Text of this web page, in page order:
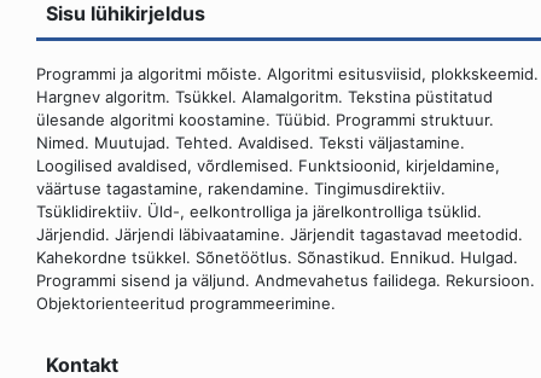
Sisu lühikirjeldus
Programmi ja algoritmi mõiste. Algoritmi esitusviisid, plokkskeemid.
Hargnev algoritm. Tsükkel. Alamalgoritm. Tekstina püstitatud
ülesande algoritmi koostamine. Tüübid. Programmi struktuur.
Nimed. Muutujad. Tehted. Avaldised. Teksti väljastamine.
Loogilised avaldised, võrdlemised. Funktsioonid, kirjeldamine,
väärtuse tagastamine, rakendamine. Tingimusdirektiiv.
Tsüklidirektiiv. Üld-, eelkontrolliga ja järelkontrolliga tsüklid.
Järjendid. Järjendi läbivaatamine. Järjendit tagastavad meetodid.
Kahekordne tsükkel. Sõnetöötlus. Sõnastikud. Ennikud. Hulgad.
Programmi sisend ja väljund. Andmevahetus failidega. Rekursioon.
Objektorienteeritud programmeerimine.
Kontakt